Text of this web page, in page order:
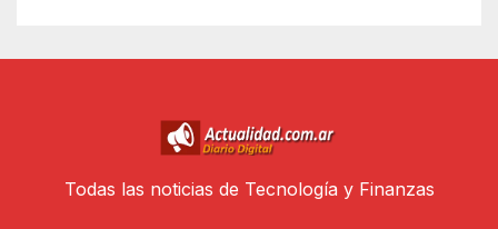
Todas las noticias de Tecnología y Finanzas